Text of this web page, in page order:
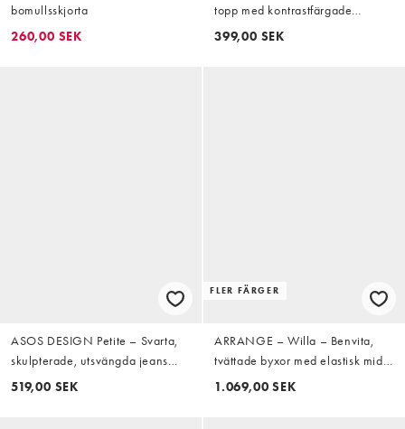
bomullsskjorta
260,00 SEK
topp med kontrastfärgade
sömmar, del av set
399,00 SEK
ASOS DESIGN Petite – Svarta,
skulpterade, utsvängda jeans
med powerstretch
519,00 SEK
FLER FÄRGER
ARRANGE – Willa – Benvita,
tvättade byxor med elastisk midja
och dragsko
1.069,00 SEK